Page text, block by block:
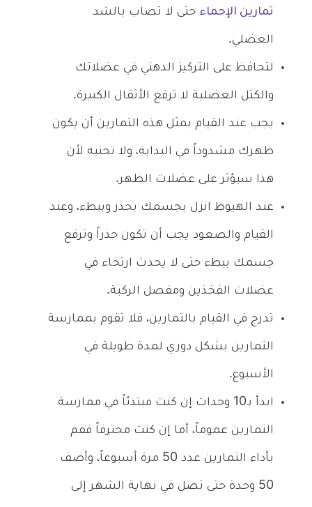
تمارين الإحماء حتى لا تصاب بالشد
العضلي.
لتحافظ على التركيز الدهني في عضلاتك
والكتل العضلية لا ترفع الأثقال الكبيرة.
يجب عند القيام بمثل هذه التمارين أن يكون
ظهرك مشدوداً في البداية، ولا تحنيه لأن
هذا سيؤثر على عضلات الظهر.
عند الهبوط انزل بجسمك بحذر وببطء، وعند
القيام والصعود يجب أن تكون حذراً وترفع
جسمك ببطء حتى لا يحدث ارتخاء في
عضلات الفخذين ومفصل الركبة.
تدرج في القيام بالتمارين، فلا تقوم بممارسة
التمارين بشكل دوري لمدة طويلة في
الأسبوع.
ابدأ بـ10 وحدات إن كنت مبتدئاً في ممارسة
التمارين عموماً، أما إن كنت محترفاً فقم
بأداء التمارين عدد 50 مرة أسبوعاً، وأضف
50 وحدة حتى تصل في نهاية الشهر إلى